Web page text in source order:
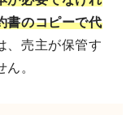
書のコピーで代
、売主が保管す
。